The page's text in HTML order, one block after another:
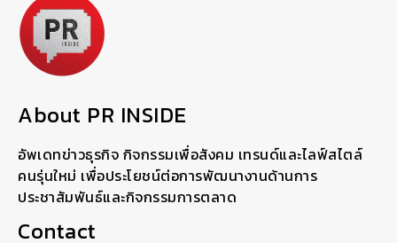
About PR INSIDE
อัพเดทข่าวธุรกิจ กิจกรรมเพื่อสังคม เทรนด์และไลฟ์สไตล์
คนรุ่นใหม่ เพื่อประโยชน์ต่อการพัฒนางานด้านการ
ประชาสัมพันธ์และกิจกรรมการตลาด
Contact